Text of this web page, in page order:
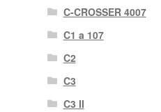
C-CROSSER 4007
C1 a 107
C2
C3
C3 II